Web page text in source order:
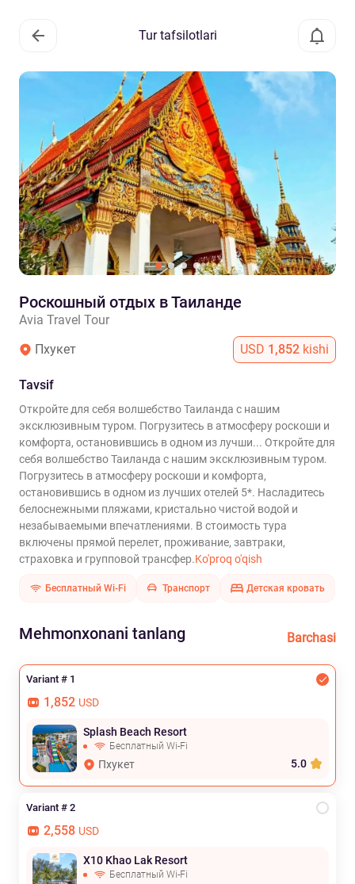
Tur tafsilotlari
Роскошный отдых в Таиланде
Avia Travel Tour
Пхукет
USD 1,852 kishi
Tavsif
Откройте для себя волшебство Таиланда с нашим
эксклюзивным туром. Погрузитесь в атмосферу роскоши и
комфорта, остановившись в одном из лучши... Откройте для
себя волшебство Таиланда с нашим эксклюзивным туром.
Погрузитесь в атмосферу роскоши и комфорта,
остановившись в одном из лучших отелей 5*. Насладитесь
белоснежными пляжами, кристально чистой водой и
незабываемыми впечатлениями. В стоимость тура
включены прямой перелет, проживание, завтраки,
страховка и групповой трансфер.Ko'proq o'qish
Бесплатный Wi-Fi Транспорт Детская кровать
Mehmonxonani tanlang Barchasi
Variant # 1
1,852 USD
Splash Beach Resort
Бесплатный Wi-Fi
Пхукет 5.0
Variant # 2
2,558 USD
X10 Khao Lak Resort
Бесплатный Wi-Fi